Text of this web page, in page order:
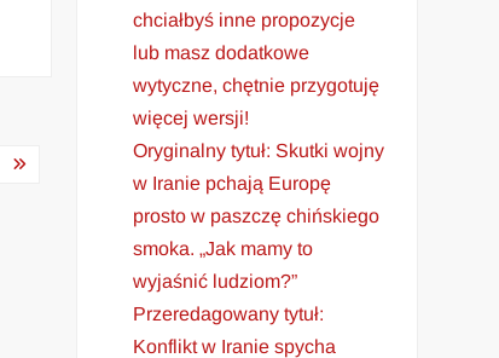
chciałbyś inne propozycje
lub masz dodatkowe
wytyczne, chętnie przygotuję
więcej wersji!
Oryginalny tytuł: Skutki wojny
w Iranie pchają Europę
prosto w paszczę chińskiego
smoka. „Jak mamy to
wyjaśnić ludziom?”
Przeredagowany tytuł:
Konflikt w Iranie spycha